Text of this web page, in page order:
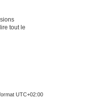
tout le
UTC+02:00